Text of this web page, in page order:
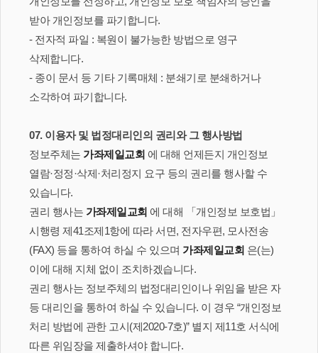
받아 개인정보를 파기합니다.
- 전자적 파일 : 복원이 불가능한 방법으로 영구
삭제합니다.
- 종이 문서 등 기타 기록매체 : 분쇄기로 분쇄하거나
소각하여 파기합니다.
07. 이용자 및 법정대리인의 권리와 그 행사방법
정보주체는 가좌제일교회 에 대해 언제든지 개인정보
열람·정정·삭제·처리정지 요구 등의 권리를 행사할 수
있습니다.
권리 행사는 가좌제일교회 에 대해 「개인정보 보호법」
시행령 제41조제1항에 따라 서면, 전자우편, 모사전송
(FAX) 등을 통하여 하실 수 있으며 가좌제일교회 은(는)
이에 대해 지체 없이 조치하겠습니다.
권리 행사는 정보주체의 법정대리인이나 위임을 받은 자
등 대리인을 통하여 하실 수 있습니다. 이 경우 “개인정보
처리 방법에 관한 고시(제2020-7호)” 별지 제11호 서식에
따른 위임장을 제출하셔야 합니다.